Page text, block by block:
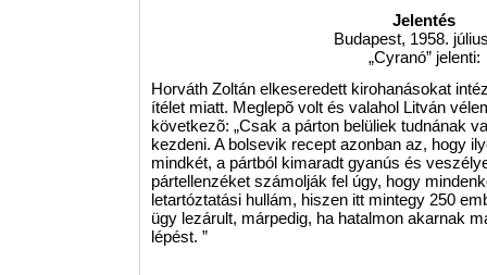
Jelentés
Budapest, 1958.
„Cyranó” jelenti:
Horváth Zoltán elkeseredett kirohanásokat
ítélet miatt. Meglepõ volt és valahol Litván
következõ: „Csak a párton belüliek tudnának
kezdeni. A bolsevik recept azonban az, hogy
mindkét, a pártból kimaradt gyanús és
pártellenzéket számolják fel úgy, hogy
letartóztatási hullám, hiszen itt mintegy 250
ügy lezárult, márpedig, ha hatalmon akarnak
lépést. ”